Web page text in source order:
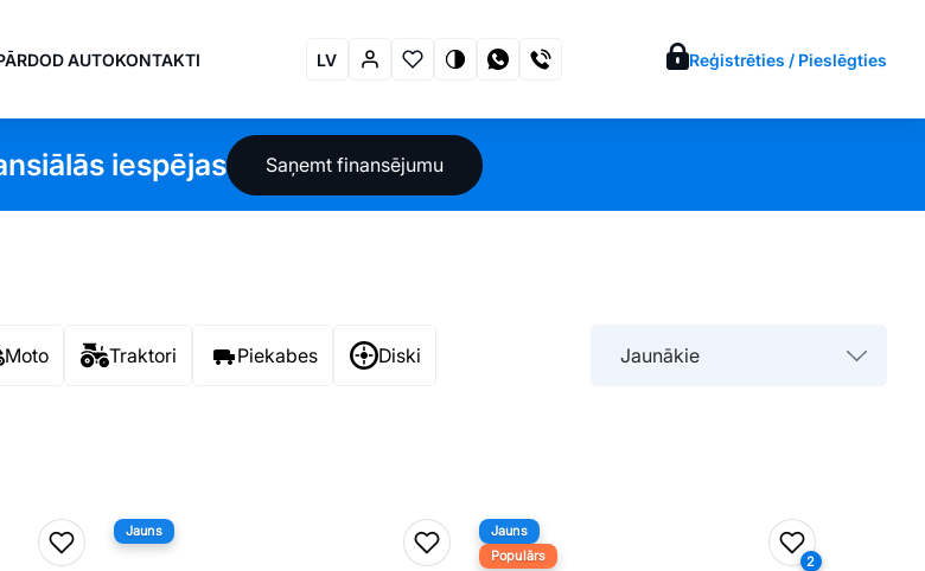
AUTOKONTAKTI LV Reģistrēties / Pieslēgties
iespējas Saņemt finansējumu
Jaunākie
Moto Traktori Piekabes Diski
Pievienot favorītiem Pievienot favorītiem
Jauns
2
Pievienot
Jauns
Populārs